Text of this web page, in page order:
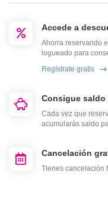
Accede a
Ahorra reservando
logueado para
Regístrate gratis
Consigue saldo
Cada vez que
acumularás saldo
Cancelación
Tienes cancelación